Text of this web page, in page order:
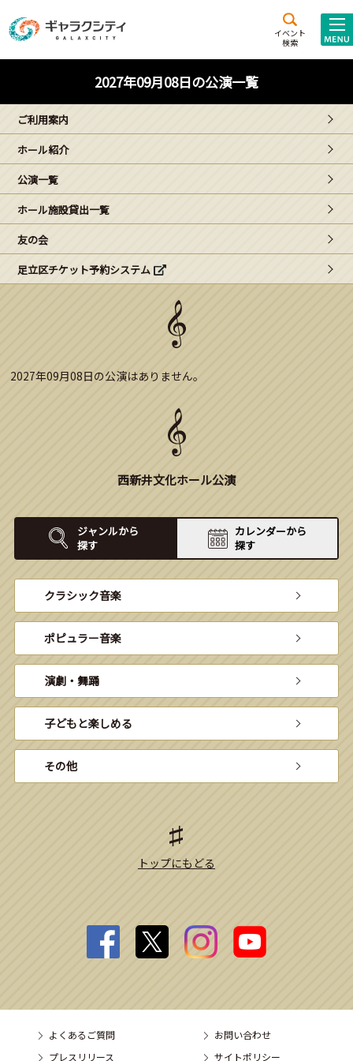
イベント
検索
施設案内
西新井
文化ホール
ギャラクシティとは
こどもみーてぃんぐ
Gがくえん
ブランドからのお知らせ
2027年09月08日の公演一覧
ご利用案内
ホール紹介
公演一覧
ホール施設貸出一覧
友の会
足立区チケット予約システム
2027年09月08日の公演はありません。
西新井文化ホール公演
ジャンルから
探す
カレンダーから
探す
クラシック音楽
ポピュラー音楽
演劇・舞踊
子どもと楽しめる
その他
トップにもどる
よくあるご質問
お問い合わせ
プレスリリース
サイトポリシー